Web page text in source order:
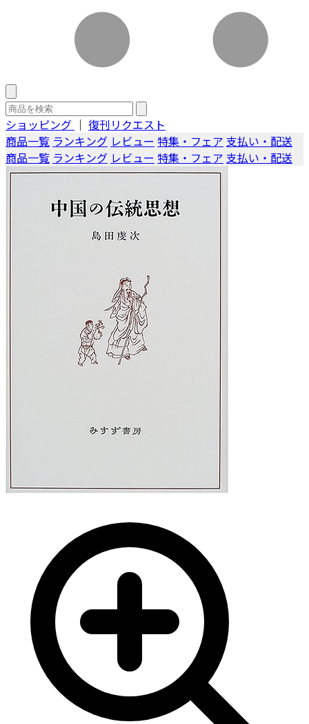
ショッピング ｜ 復刊リクエスト
商品一覧 ランキング レビュー 特集・フェア 支払い・配送
商品一覧 ランキング レビュー 特集・フェア 支払い・配送